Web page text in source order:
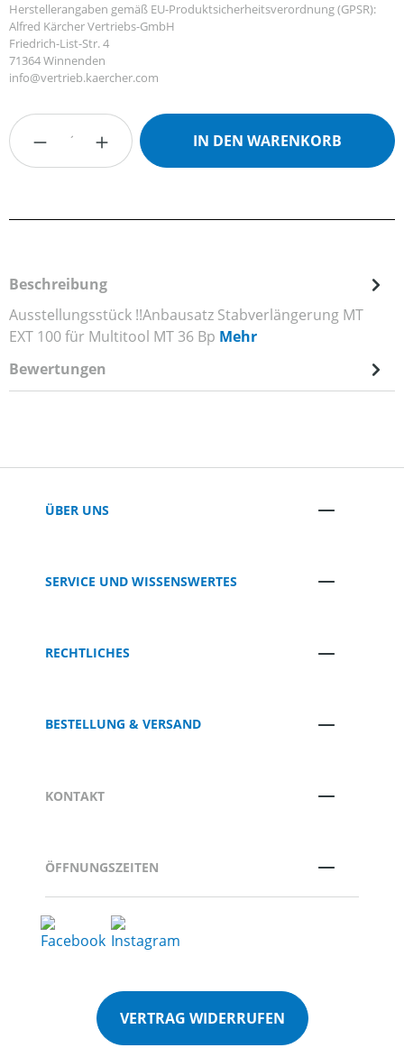
Herstellerangaben gemäß EU-Produktsicherheitsverordnung (GPSR):
Alfred Kärcher Vertriebs-GmbH
Friedrich-List-Str. 4
71364 Winnenden
info@vertrieb.kaercher.com
Produkt Anzahl: Gib den gewünschten
IN DEN WARENKORB
Beschreibung
Ausstellungsstück !!Anbausatz Stabverlängerung MT
EXT 100 für Multitool MT 36 Bp Mehr
Bewertungen
ÜBER UNS
SERVICE UND WISSENSWERTES
RECHTLICHES
BESTELLUNG & VERSAND
KONTAKT
ÖFFNUNGSZEITEN
VERTRAG WIDERRUFEN